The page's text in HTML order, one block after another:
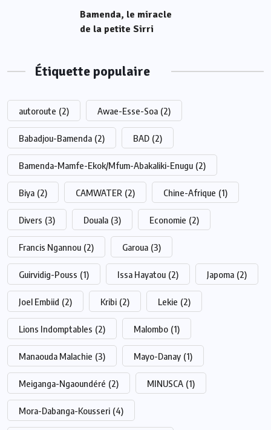
Bamenda, le miracle
de la petite Sirri
Étiquette populaire
autoroute (2) Awae-Esse-Soa (2)
Babadjou-Bamenda (2) BAD (2)
Bamenda-Mamfe-Ekok/Mfum-Abakaliki-Enugu (2)
Biya (2) CAMWATER (2) Chine-Afrique (1)
Divers (3) Douala (3) Economie (2)
Francis Ngannou (2) Garoua (3)
Guirvidig-Pouss (1) Issa Hayatou (2) Japoma (2)
Joel Embiid (2) Kribi (2) Lekie (2)
Lions Indomptables (2) Malombo (1)
Manaouda Malachie (3) Mayo-Danay (1)
Meiganga-Ngaoundéré (2) MINUSCA (1)
Mora-Dabanga-Kousseri (4)